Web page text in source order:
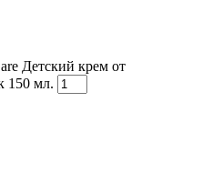
Детский крем от
150 мл.